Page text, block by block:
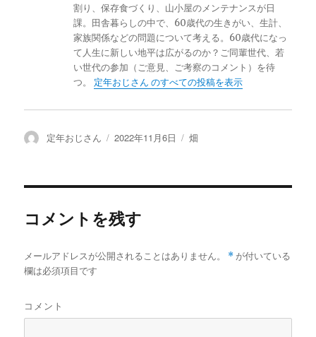
割り、保存食づくり、山小屋のメンテナンスが日
課。田舎暮らしの中で、60歳代の生きがい、生計、
家族関係などの問題について考える。60歳代になっ
て人生に新しい地平は広がるのか？ご同輩世代、若
い世代の参加（ご意見、ご考察のコメント）を待
つ。 定年おじさん のすべての投稿を表示
投
定年おじさん
投
2022年11月6日
カ
畑
コメントを残す
メールアドレスが公開されることはありません。 * が付いている
欄は必須項目です
コメント